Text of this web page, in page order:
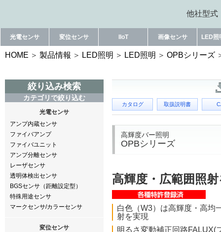
他社型式
光電センサ 変位センサ IIoT 画像センサ LED照
HOME 製品情報 LED照明 LED照明 OPBシリーズ
絞り込み検索
カテゴリで絞り込む
光電センサ
アンプ内蔵センサ
ファイバアンプ
ファイバユニット
アンプ分離センサ
レーザセンサ
透明体検出センサ
BGSセンサ（距離設定型）
特殊用途センサ
マークセンサ/カラーセンサ
変位センサ
カタログ 取扱説明書
高輝度バー照明
OPBシリーズ
高輝度・広範囲照
白色（W3）は高輝度・高均
射を実現
明るさ変動補正回路FALUX(